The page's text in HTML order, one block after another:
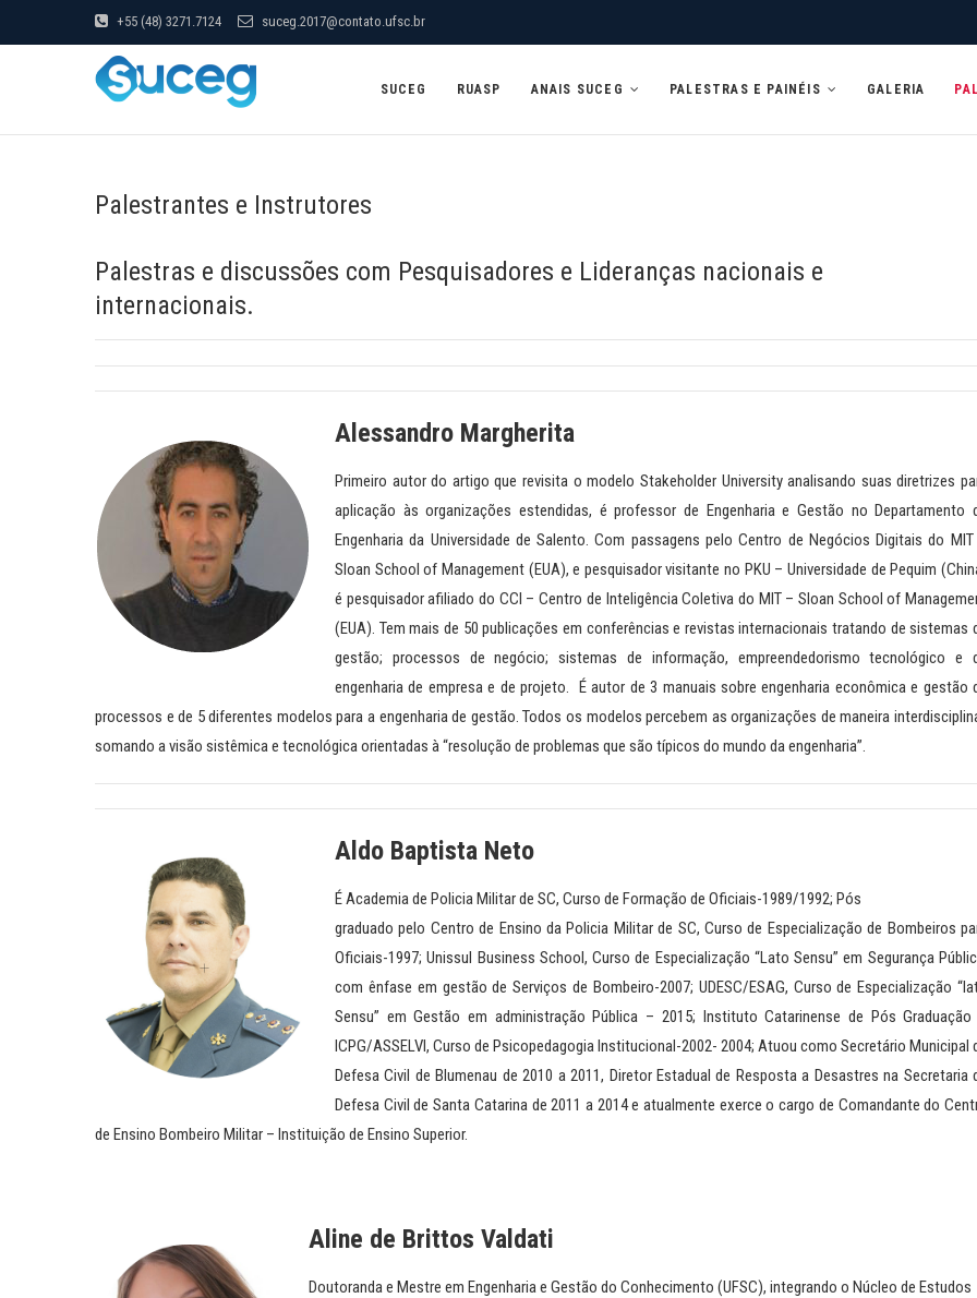
+55 (48) 3271.7124 suceg.2017@contato.ufsc.br
SUCEG RUASP ANAIS SUCEG PALESTRAS E PAINÉIS GALERIA
Palestrantes e Instrutores
Palestras e discussões com Pesquisadores e Lideranças nacionais e
internacionais.
Alessandro Margherita
Primeiro autor do artigo que revisita o modelo Stakeholder University analisando suas diretrizes
aplicação às organizações estendidas, é professor de Engenharia e Gestão no Departamento
Engenharia da Universidade de Salento. Com passagens pelo Centro de Negócios Digitais do
Sloan School of Management (EUA), e pesquisador visitante no PKU – Universidade de Pequim
é pesquisador afiliado do CCI – Centro de Inteligência Coletiva do MIT – Sloan School of
(EUA). Tem mais de 50 publicações em conferências e revistas internacionais tratando de sistemas
gestão; processos de negócio; sistemas de informação, empreendedorismo tecnológico e
engenharia de empresa e de projeto. É autor de 3 manuais sobre engenharia econômica e gestão
processos e de 5 diferentes modelos para a engenharia de gestão. Todos os modelos percebem as organizações de maneira
somando a visão sistêmica e tecnológica orientadas à “resolução de problemas que são típicos do mundo da engenharia”.
Aldo Baptista Neto
É Academia de Policia Militar de SC, Curso de Formação de Oficiais-1989/1992; Pós
graduado pelo Centro de Ensino da Policia Militar de SC, Curso de Especialização de Bombeiros
Oficiais-1997; Unissul Business School, Curso de Especialização “Lato Sensu” em Segurança
com ênfase em gestão de Serviços de Bombeiro-2007; UDESC/ESAG, Curso de Especialização
Sensu” em Gestão em administração Pública – 2015; Instituto Catarinense de Pós
ICPG/ASSELVI, Curso de Psicopedagogia Institucional-2002- 2004; Atuou como Secretário Municipal
Defesa Civil de Blumenau de 2010 a 2011, Diretor Estadual de Resposta a Desastres na Secretaria
Defesa Civil de Santa Catarina de 2011 a 2014 e atualmente exerce o cargo de Comandante do
de Ensino Bombeiro Militar – Instituição de Ensino Superior.
Aline de Brittos Valdati
Doutoranda e Mestre em Engenharia e Gestão do Conhecimento (UFSC), integrando o Núcleo de Estudos